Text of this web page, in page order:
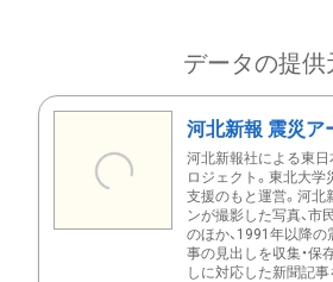
データの提供
河北新報 震災ア
河北新報社による東
ロジェクト。東北大
支援のもと運営。河北
ンが撮影した写真、市
のほか、1991年以降
事の見出しを収集・保
しに対応した新聞記事